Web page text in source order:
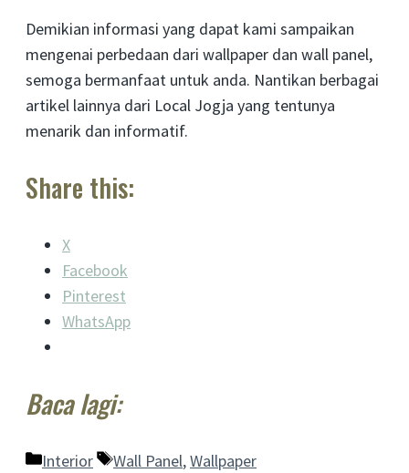
Demikian informasi yang dapat kami sampaikan
mengenai perbedaan dari wallpaper dan wall panel,
semoga bermanfaat untuk anda. Nantikan berbagai
artikel lainnya dari Local Jogja yang tentunya
menarik dan informatif.
Share this:
X
Facebook
Pinterest
WhatsApp
Baca lagi:
Categories
Interior Tags
Wall Panel,Wallpaper